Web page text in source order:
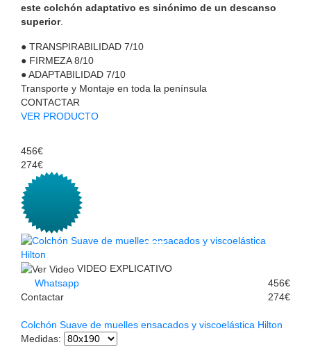
este colchón adaptativo es sinónimo de un descanso
superior.
● TRANSPIRABILIDAD 7/10
● FIRMEZA 8/10
●ADAPTABILIDAD 7/10
Transporte y Montaje en toda la península
CONTACTAR
VER PRODUCTO
456€
274€
VIDEO EXPLICATIVO
Whatsapp
Contactar
456€
274€
Colchón Suave de muelles ensacados y viscoelástica Hilton
Medidas: